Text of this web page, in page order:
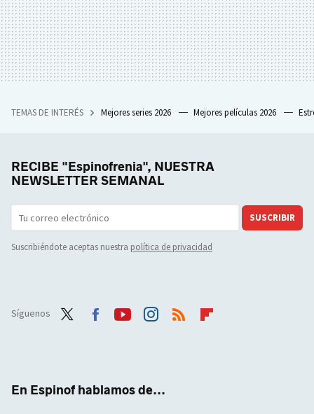
TEMAS DE INTERÉS Mejores series 2026 Mejores películas 2026
RECIBE "Espinofrenia", NUESTRA
NEWSLETTER SEMANAL
SUSCRIBIR
Suscribiéndote aceptas nuestra política de privacidad
Síguenos
En Espinof hablamos de...